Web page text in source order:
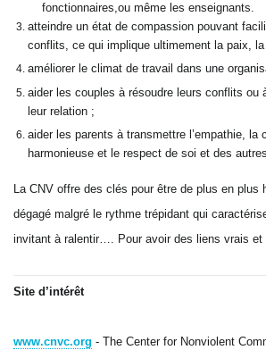
fonctionnaires,ou même les enseignants.
atteindre un état de compassion pouvant
conflits, ce qui implique ultimement la paix, la
améliorer le climat de travail dans une
aider les couples à résoudre leurs conflits ou
leur relation ;
aider les parents à transmettre l’empathie, la
harmonieuse et le respect de soi et des
La CNV offre des clés pour être de plus en plus
dégagé malgré le rythme trépidant qui
invitant à ralentir…. Pour avoir des liens vrais et
Site d’intérêt
www.cnvc.org - The Center for Nonviolent